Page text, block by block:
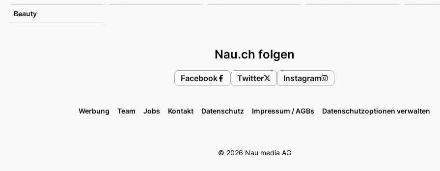
Beauty
Nau.ch folgen
Facebook Twitter Instagram
Werbung Team Jobs Kontakt Datenschutz Impressum / AGBs Datenschutzoptionen verwalten
© 2026 Nau media AG